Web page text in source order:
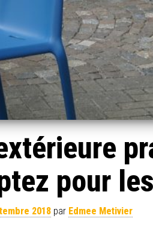
pour
2018 par Edmee Metivier